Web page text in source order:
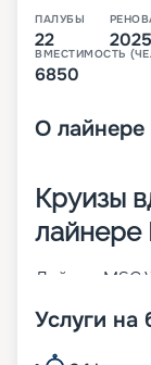
ПАЛУБЫ
22 2025
ВМЕСТИМОСТЬ
6850
О лайнере
Круизы
лайнере
Лайнер MSC
MSC World
Услуги на